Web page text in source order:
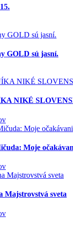
GOLD sú jasní.
NIKÉ
Moje
Majstrovstvá sveta